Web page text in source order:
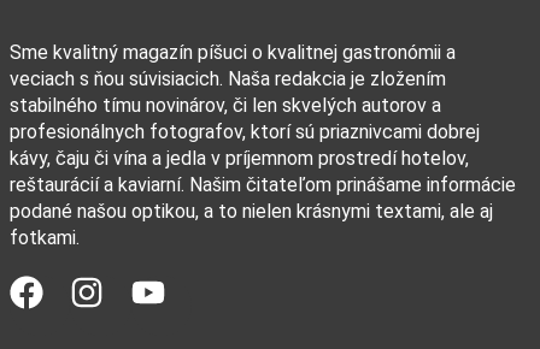
Sme kvalitný magazín píšuci o kvalitnej gastronómii a
veciach s ňou súvisiacich. Naša redakcia je zložením
stabilného tímu novinárov, či len skvelých autorov a
profesionálnych fotografov, ktorí sú priaznivcami dobrej
kávy, čaju či vína a jedla v príjemnom prostredí hotelov,
reštaurácií a kaviarní. Našim čitateľom prinášame informácie
podané našou optikou, a to nielen krásnymi textami, ale aj
fotkami.